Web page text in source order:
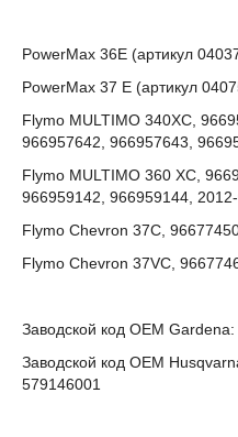
PowerMax 36E (артикул
PowerMax 37 E (артикул
Flymo MULTIMO 340XC,
966957642, 966957643,
Flymo MULTIMO 360 XC,
966959142, 966959144,
Flymo Chevron 37C,
Flymo Chevron 37VC,
Заводской код OEM
Заводской код OEM
579146001